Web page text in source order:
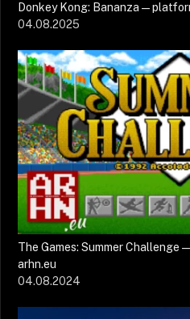
Donkey Kong: Bananza —
04.08.2025
The Games: Summer Challenge
arhn.eu
04.08.2024